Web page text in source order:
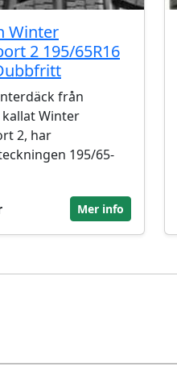
Winter
2 195/65R16
från
Winter
2, har
195/65-
Mer info